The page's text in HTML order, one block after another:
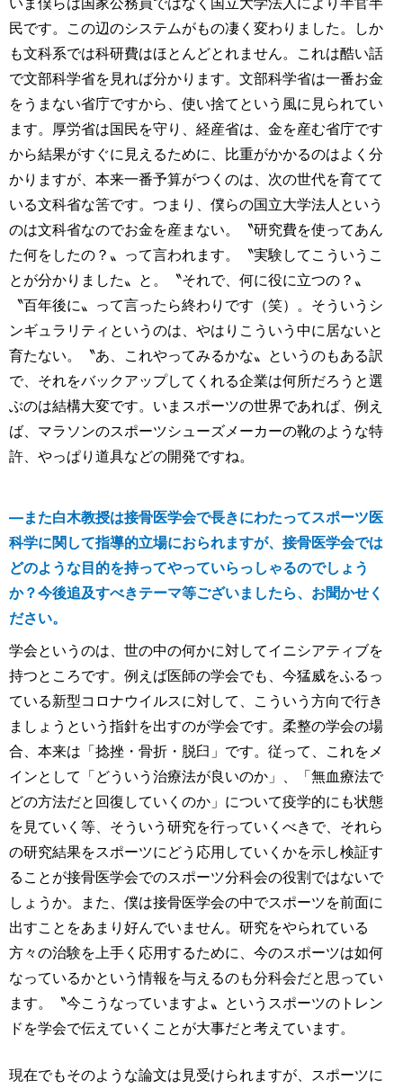
民です。この辺のシステムがもの凄く変わりました。しか
も文科系では科研費はほとんどとれません。これは酷い話
で文部科学省を見れば分かります。文部科学省は一番お金
をうまない省庁ですから、使い捨てという風に見られてい
ます。厚労省は国民を守り、経産省は、金を産む省庁です
から結果がすぐに見えるために、比重がかかるのはよく分
かりますが、本来一番予算がつくのは、次の世代を育てて
いる文科省な筈です。つまり、僕らの国立大学法人という
のは文科省なのでお金を産まない。〝研究費を使ってあん
た何をしたの？〟って言われます。〝実験してこういうこ
とが分かりました〟と。〝それで、何に役に立つの？〟
〝百年後に〟って言ったら終わりです（笑）。そういうシ
ンギュラリティというのは、やはりこういう中に居ないと
育たない。〝あ、これやってみるかな〟というのもある訳
で、それをバックアップしてくれる企業は何所だろうと選
ぶのは結構大変です。いまスポーツの世界であれば、例え
ば、マラソンのスポーツシューズメーカーの靴のような特
許、やっぱり道具などの開発ですね。
―また白木教授は接骨医学会で長きにわたってスポーツ医
科学に関して指導的立場におられますが、接骨医学会では
どのような目的を持ってやっていらっしゃるのでしょう
か？今後追及すべきテーマ等ございましたら、お聞かせく
ださい。
学会というのは、世の中の何かに対してイニシアティブを
持つところです。例えば医師の学会でも、今猛威をふるっ
ている新型コロナウイルスに対して、こういう方向で行き
ましょうという指針を出すのが学会です。柔整の学会の場
合、本来は「捻挫・骨折・脱臼」です。従って、これをメ
インとして「どういう治療法が良いのか」、「無血療法で
どの方法だと回復していくのか」について疫学的にも状態
を見ていく等、そういう研究を行っていくべきで、それら
の研究結果をスポーツにどう応用していくかを示し検証す
ることが接骨医学会でのスポーツ分科会の役割ではないで
しょうか。また、僕は接骨医学会の中でスポーツを前面に
出すことをあまり好んでいません。研究をやられている
方々の治験を上手く応用するために、今のスポーツは如何
なっているかという情報を与えるのも分科会だと思ってい
ます。〝今こうなっていますよ〟というスポーツのトレン
ドを学会で伝えていくことが大事だと考えています。
現在でもそのような論文は見受けられますが、スポーツに